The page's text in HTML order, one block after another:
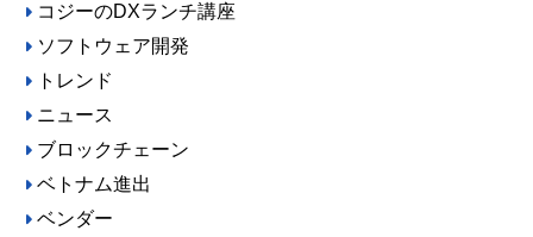
コジーのDXランチ講座
ソフトウェア開発
トレンド
ニュース
ブロックチェーン
ベトナム進出
ベンダー